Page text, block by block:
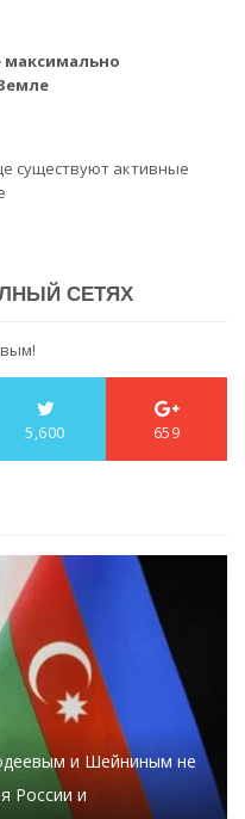
максимально
существуют активные
СЕТЯХ
5,600 659
и Шейниным не
России и
упало свыше 2 тыс.